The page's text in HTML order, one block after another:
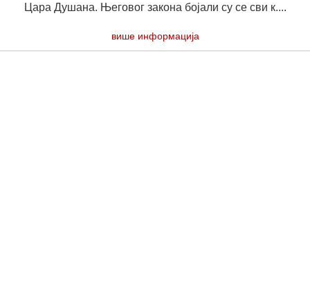
Цара Душана. Његовог закона бојали су се сви к....
више информација